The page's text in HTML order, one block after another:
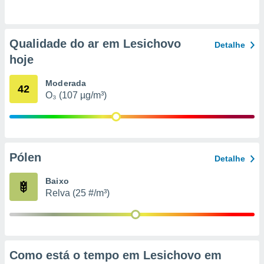
ou opor-
qualquer
em “
na
ou aceder
para
Qualidade do ar em Lesichovo
hoje
Detalhe
42 Moderada
O₃ (107 µg/m³)
Pólen Detalhe
Baixo
Relva (25 #/m³)
Como está o tempo em Lesichovo em